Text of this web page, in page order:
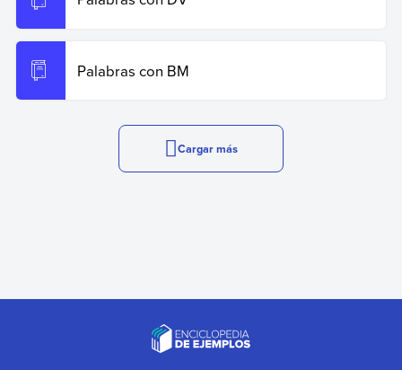
Palabras con BM
Cargar más